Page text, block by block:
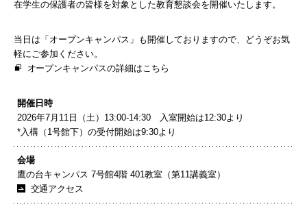
在学生の保護者の皆様を対象とした教育懇談会を開催いたします。
当日は「オープンキャンパス」も開催しておりますので、どうぞお気
軽にご参加ください。
オープンキャンパスの詳細はこちら
開催日時
2026年7月11日（土）13:00-14:30 入室開始は12:30より
*入構（1号館下）の受付開始は9:30より
会場
鷹の台キャンパス 7号館4階 401教室（第11講義室）
交通アクセス